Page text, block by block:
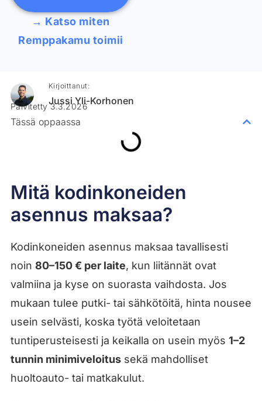
→ Katso miten
Remppakamu toimii
Mitä kodinkoneiden
asennus maksaa?
Kodinkoneiden asennus maksaa tavallisesti
noin 80–150 € per laite, kun liitännät ovat
valmiina ja kyse on suorasta vaihdosta. Jos
mukaan tulee putki- tai sähkötöitä, hinta nousee
usein selvästi, koska työtä veloitetaan
tuntiperusteisesti ja keikalla on usein myös 1–2
tunnin minimiveloitussekä mahdolliset
huoltoauto- tai matkakulut.
Kirjoittanut:
Jussi Yli-Korhonen
Päivitetty 3.3.2026
Tässä oppaassa